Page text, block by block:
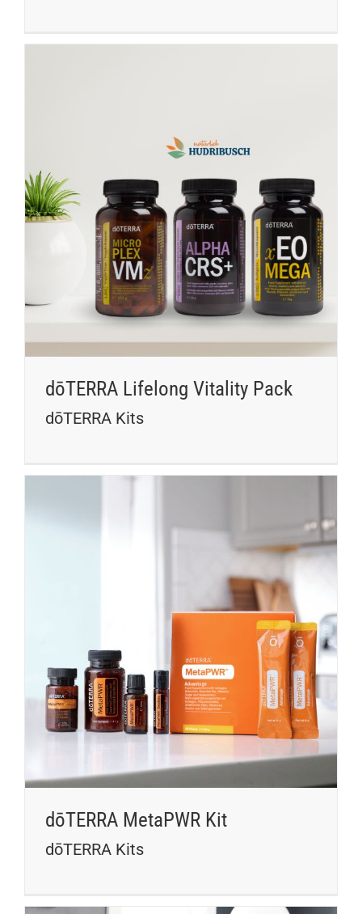
dōTERRA Lifelong Vitality Pack
dōTERRA Kits
dōTERRA MetaPWR Kit
dōTERRA Kits